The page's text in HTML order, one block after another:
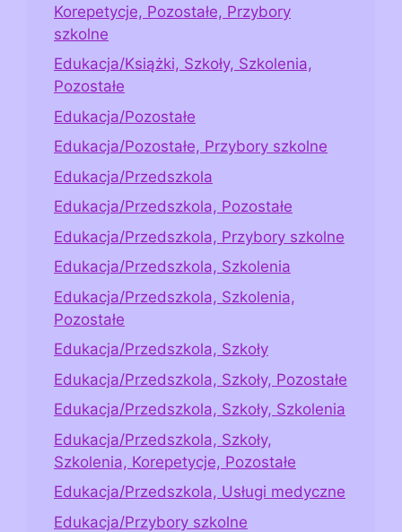
Korepetycje, Pozostałe, Przybory
szkolne
Edukacja/Książki, Szkoły, Szkolenia,
Pozostałe
Edukacja/Pozostałe
Edukacja/Pozostałe, Przybory szkolne
Edukacja/Przedszkola
Edukacja/Przedszkola, Pozostałe
Edukacja/Przedszkola, Przybory szkolne
Edukacja/Przedszkola, Szkolenia
Edukacja/Przedszkola, Szkolenia,
Pozostałe
Edukacja/Przedszkola, Szkoły
Edukacja/Przedszkola, Szkoły, Pozostałe
Edukacja/Przedszkola, Szkoły, Szkolenia
Edukacja/Przedszkola, Szkoły,
Szkolenia, Korepetycje, Pozostałe
Edukacja/Przedszkola, Usługi medyczne
Edukacja/Przybory szkolne